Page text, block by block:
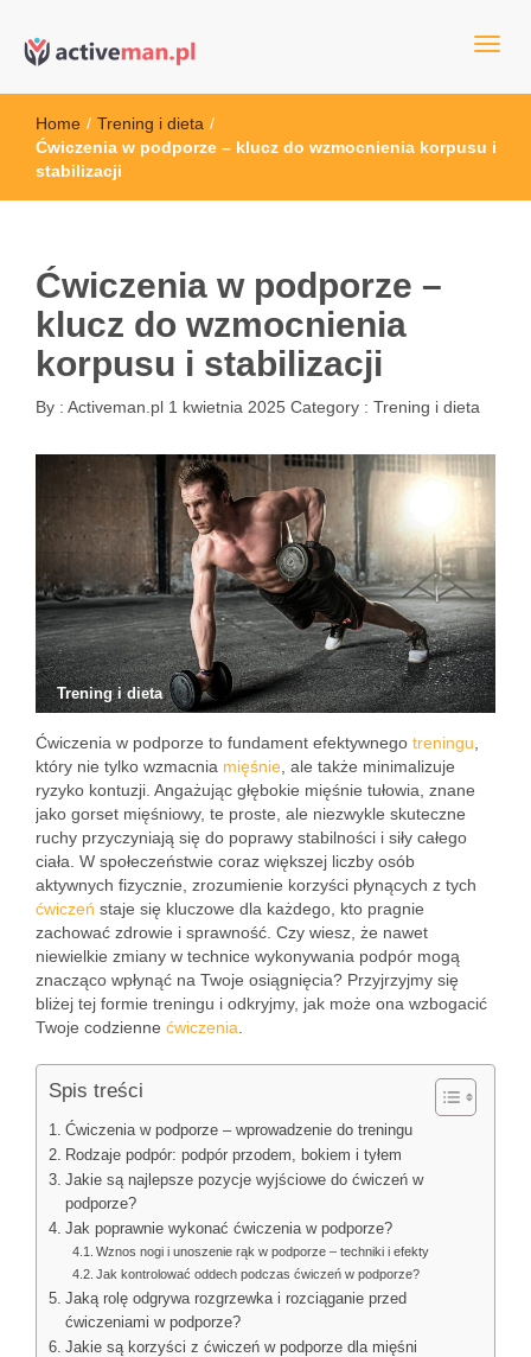
active man – sprzęt sportowy
sportowym
Home / Trening i dieta /
Ćwiczenia w podporze – klucz do wzmocnienia korpusu i
stabilizacji
Ćwiczenia w podporze –
klucz do wzmocnienia
korpusu i stabilizacji
By : Activeman.pl 1 kwietnia 2025 Category : Trening i dieta
Trening i dieta
Ćwiczenia w podporze to fundament efektywnego treningu
który nie tylko wzmacnia mięśnie , ale także minimalizuje
ryzyko kontuzji. Angażując głębokie mięśnie tułowia, znane
jako gorset mięśniowy, te proste, ale niezwykle skuteczne
ruchy przyczyniają się do poprawy stabilności i siły całego
ciała. W społeczeństwie coraz większej liczby osób
aktywnych fizycznie, zrozumienie korzyści płynących z tych
ćwiczeń staje się kluczowe dla każdego, kto pragnie
zachować zdrowie i sprawność. Czy wiesz, że nawet
niewielkie zmiany w technice wykonywania podpór mogą
znacząco wpłynąć na Twoje osiągnięcia? Przyjrzyjmy się
bliżej tej formie treningu i odkryjmy, jak może ona wzbogacić
Twoje codzienne ćwiczenia
Spis treści
Ćwiczenia w podporze – wprowadzenie do treningu
Rodzaje podpór: podpór przodem, bokiem i tyłem
Jakie są najlepsze pozycje wyjściowe do ćwiczeń w
podporze?
Jak poprawnie wykonać ćwiczenia w podporze?
Wznos nogi i unoszenie rąk w podporze – techniki i efekty
Jak kontrolować oddech podczas ćwiczeń w podporze?
Jaką rolę odgrywa rozgrzewka i rozciąganie przed
ćwiczeniami w podporze?
Jakie są korzyści z ćwiczeń w podporze dla mięśni